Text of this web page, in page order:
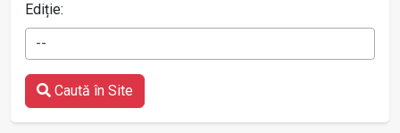
Ediție:
--
Caută în Site